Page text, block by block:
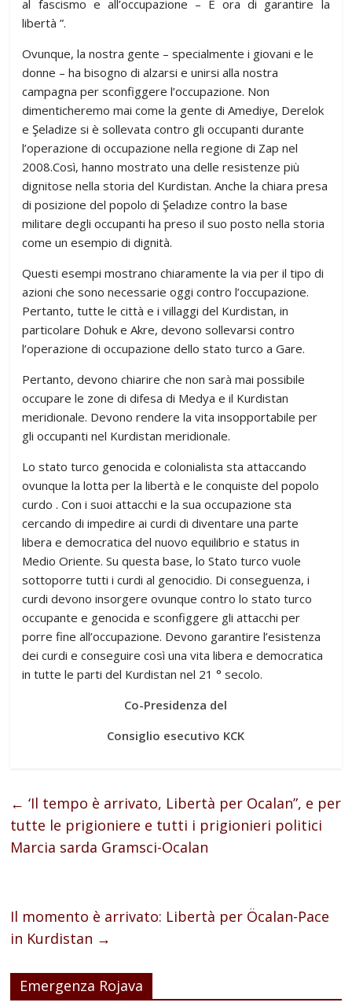
al fascismo e all’occupazione – È ora di garantire la
libertà ”.
Ovunque, la nostra gente – specialmente i giovani e le
donne – ha bisogno di alzarsi e unirsi alla nostra
campagna per sconfiggere l’occupazione. Non
dimenticheremo mai come la gente di Amediye, Derelok
e Şeladize si è sollevata contro gli occupanti durante
l’operazione di occupazione nella regione di Zap nel
2008.Così, hanno mostrato una delle resistenze più
dignitose nella storia del Kurdistan. Anche la chiara presa
di posizione del popolo di Şeladıze contro la base
militare degli occupanti ha preso il suo posto nella storia
come un esempio di dignità.
Questi esempi mostrano chiaramente la via per il tipo di
azioni che sono necessarie oggi contro l’occupazione.
Pertanto, tutte le città e i villaggi del Kurdistan, in
particolare Dohuk e Akre, devono sollevarsi contro
l’operazione di occupazione dello stato turco a Gare.
Pertanto, devono chiarire che non sarà mai possibile
occupare le zone di difesa di Medya e il Kurdistan
meridionale. Devono rendere la vita insopportabile per
gli occupanti nel Kurdistan meridionale.
Lo stato turco genocida e colonialista sta attaccando
ovunque la lotta per la libertà e le conquiste del popolo
curdo . Con i suoi attacchi e la sua occupazione sta
cercando di impedire ai curdi di diventare una parte
libera e democratica del nuovo equilibrio e status in
Medio Oriente. Su questa base, lo Stato turco vuole
sottoporre tutti i curdi al genocidio. Di conseguenza, i
curdi devono insorgere ovunque contro lo stato turco
occupante e genocida e sconfiggere gli attacchi per
porre fine all’occupazione. Devono garantire l’esistenza
dei curdi e conseguire così una vita libera e democratica
in tutte le parti del Kurdistan nel 21 ° secolo.
Co-Presidenza del
Consiglio esecutivo KCK
← ‘Il tempo è arrivato, Libertà per Ocalan”, e per
tutte le prigioniere e tutti i prigionieri politici
Marcia sarda Gramsci-Ocalan
Il momento è arrivato: Libertà per Öcalan-Pace
in Kurdistan →
Emergenza Rojava